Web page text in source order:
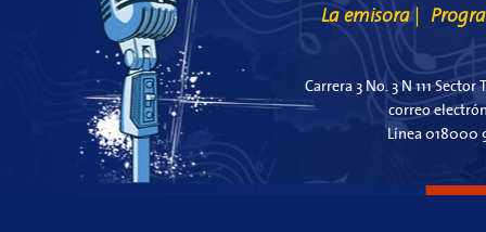
La emisora
Carrera 3 No. 3 N 111
correo
Línea 018000